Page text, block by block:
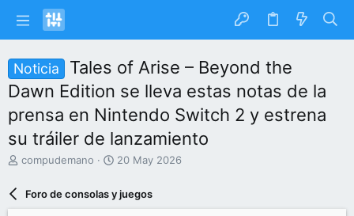
Noticia
Tales of Arise – Beyond the
Dawn Edition se lleva estas notas de la
prensa en Nintendo Switch 2 y estrena
su tráiler de lanzamiento
Icompudemano
F
c
h
20 May 2026
Foro de consolas y juegos